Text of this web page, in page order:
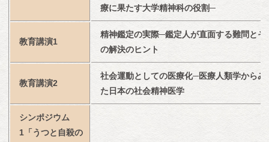
療に果たす大学精神科の役割─
教育講演1
精神鑑定の実際─鑑定人が直面する難問とそ
の解決のヒント
教育講演2
社会運動としての医療化─医療人類学からみ
た日本の社会精神医学
シンポジウム
1「うつと自殺の